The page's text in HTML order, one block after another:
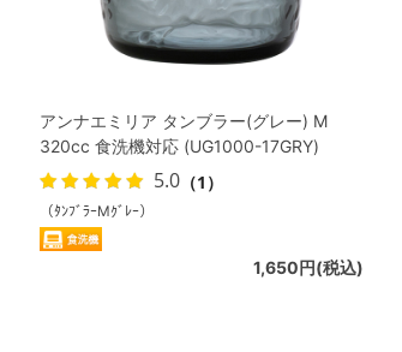
アンナエミリア タンブラー(グレー) M
320cc 食洗機対応 (UG1000-17GRY)
5.0 （1）
（ﾀﾝﾌﾞﾗｰMｸﾞﾚｰ）
1,650円(税込)